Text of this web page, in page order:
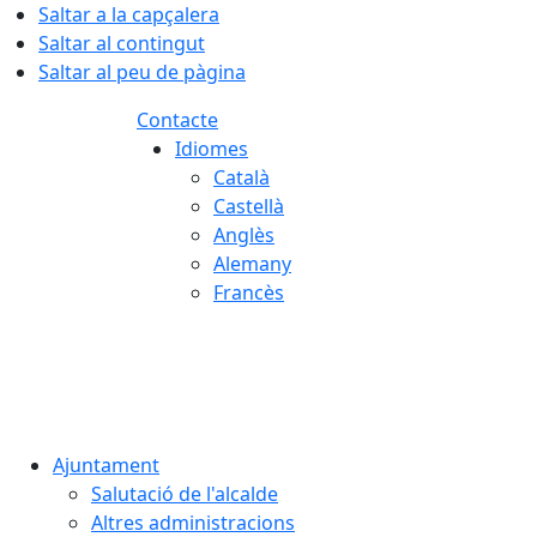
Saltar a la capçalera
Saltar al contingut
Saltar al peu de pàgina
Contacte
Idiomes
Català
Castellà
Anglès
Alemany
Francès
Ajuntament
Salutació de l'alcalde
Altres administracions